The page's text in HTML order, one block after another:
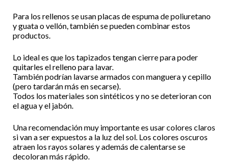
Para los rellenos se usan placas de espuma de poliuretano
y guata o vellón, también se pueden combinar estos
productos.
Lo ideal es que los tapizados tengan cierre para poder
quitarles el relleno para lavar.
También podrían lavarse armados con manguera y cepillo
(pero tardarán más en secarse).
Todos los materiales son sintéticos y no se deterioran con
el agua y el jabón.
Una recomendación muy importante es usar colores claros
si van a ser expuestos a la luz del sol. Los colores oscuros
atraen los rayos solares y además de calentarse se
decoloran más rápido.